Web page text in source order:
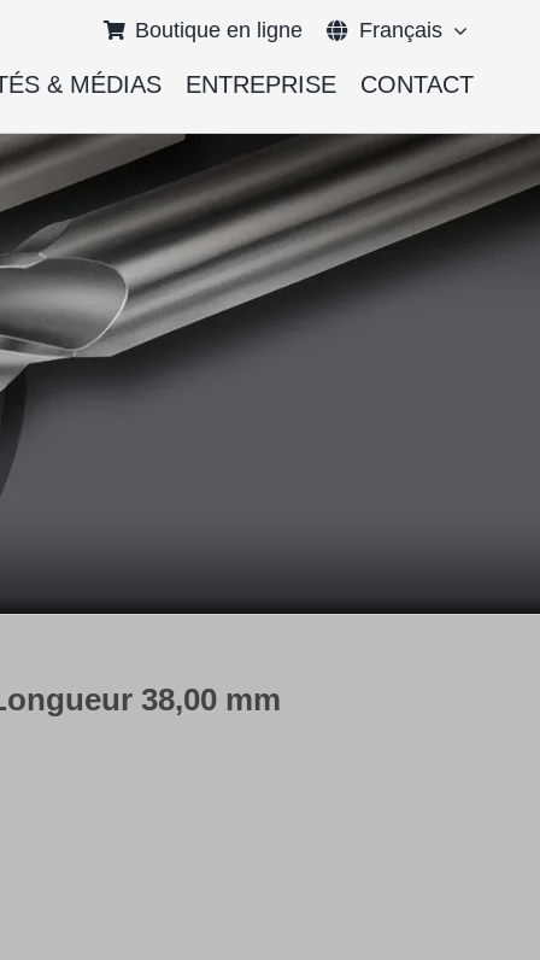
Boutique en ligne Français
English
Deutsch
& MÉDIAS ENTREPRISE CONTACT
38,00 mm